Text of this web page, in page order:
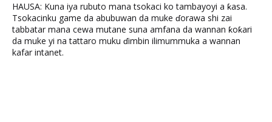
HAUSA: Kuna iya rubuto mana tsokaci ko tambayoyi a ƙasa.
Tsokacinku game da abubuwan da muke ɗorawa shi zai
tabbatar mana cewa mutane suna amfana da wannan ƙoƙari
da muke yi na tattaro muku ɗimbin ilimummuka a wannan
kafar intanet.